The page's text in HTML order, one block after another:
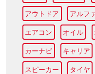
アウトドア アルフ
エアコン オイル
カーナビ キャリア
スピーカー タイヤ